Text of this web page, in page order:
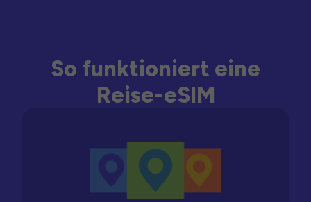
So funktioniert eine
Reise-eSIM